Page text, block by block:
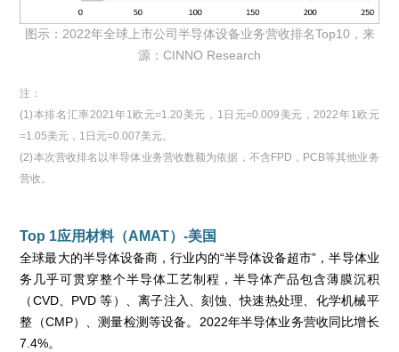
图示：2022年全球上市公司半导体设备业务营收排名Top10，来
源：CINNO Research
注：
(1)本排名汇率2021年1欧元=1.20美元，1日元=0.009美元，2022年1欧元
=1.05美元，1日元=0.007美元。
(2)本次营收排名以半导体业务营收数额为依据，不含FPD，PCB等其他业务
营收。
Top 1应用材料（AMAT）-美国
全球最大的半导体设备商，行业内的“半导体设备超市”，半导体业
务几乎可贯穿整个半导体工艺制程，半导体产品包含薄膜沉积
（CVD、PVD 等）、离子注入、刻蚀、快速热处理、化学机械平
整（CMP）、测量检测等设备。2022年半导体业务营收同比增长
7.4%。